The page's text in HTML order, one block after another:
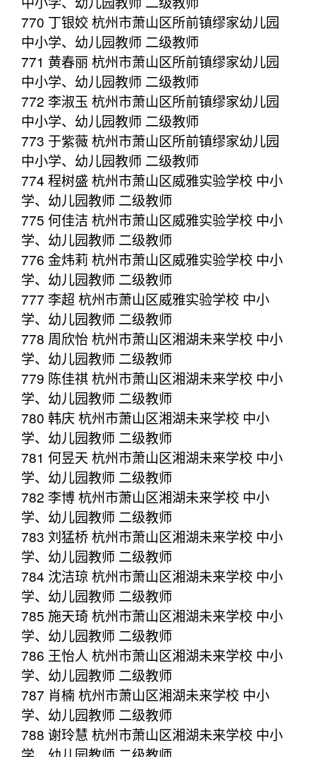
770 丁银姣 杭州市萧山区所前镇缪家幼儿园
中小学、幼儿园教师 二级教师
771 黄春丽 杭州市萧山区所前镇缪家幼儿园
中小学、幼儿园教师 二级教师
772 李淑玉 杭州市萧山区所前镇缪家幼儿园
中小学、幼儿园教师 二级教师
773 于紫薇 杭州市萧山区所前镇缪家幼儿园
中小学、幼儿园教师 二级教师
774 程树盛 杭州市萧山区威雅实验学校 中小
学、幼儿园教师 二级教师
775 何佳洁 杭州市萧山区威雅实验学校 中小
学、幼儿园教师 二级教师
776 金炜莉 杭州市萧山区威雅实验学校 中小
学、幼儿园教师 二级教师
777 李超 杭州市萧山区威雅实验学校 中小
学、幼儿园教师 二级教师
778 周欣怡 杭州市萧山区湘湖未来学校 中小
学、幼儿园教师 二级教师
779 陈佳祺 杭州市萧山区湘湖未来学校 中小
学、幼儿园教师 二级教师
780 韩庆 杭州市萧山区湘湖未来学校 中小
学、幼儿园教师 二级教师
781 何昱天 杭州市萧山区湘湖未来学校 中小
学、幼儿园教师 二级教师
782 李博 杭州市萧山区湘湖未来学校 中小
学、幼儿园教师 二级教师
783 刘猛桥 杭州市萧山区湘湖未来学校 中小
学、幼儿园教师 二级教师
784 沈洁琼 杭州市萧山区湘湖未来学校 中小
学、幼儿园教师 二级教师
785 施天琦 杭州市萧山区湘湖未来学校 中小
学、幼儿园教师 二级教师
786 王怡人 杭州市萧山区湘湖未来学校 中小
学、幼儿园教师 二级教师
787 肖楠 杭州市萧山区湘湖未来学校 中小
学、幼儿园教师 二级教师
788 谢玲慧 杭州市萧山区湘湖未来学校 中小